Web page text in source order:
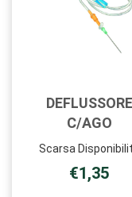
DEFLUSSORE
C/AGO
Scarsa
€1,35